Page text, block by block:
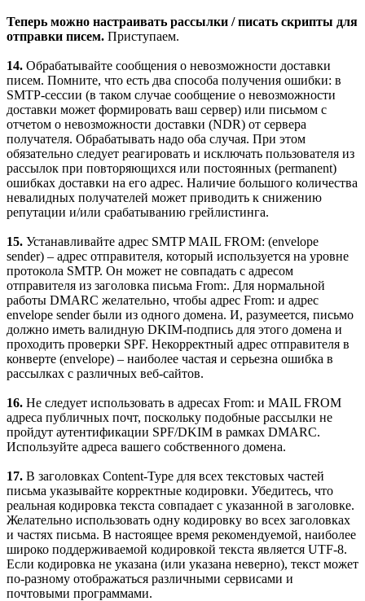
Теперь можно настраивать рассылки / писать скрипты для
отправки писем. Приступаем.
14. Обрабатывайте сообщения о невозможности доставки
писем. Помните, что есть два способа получения ошибки: в
SMTP-сессии (в таком случае сообщение о невозможности
доставки может формировать ваш сервер) или письмом с
отчетом о невозможности доставки (NDR) от сервера
получателя. Обрабатывать надо оба случая. При этом
обязательно следует реагировать и исключать пользователя из
рассылок при повторяющихся или постоянных (permanent)
ошибках доставки на его адрес. Наличие большого количества
невалидных получателей может приводить к снижению
репутации и/или срабатыванию грейлистинга.
15. Устанавливайте адрес SMTP MAIL FROM: (envelope
sender) – адрес отправителя, который используется на уровне
протокола SMTP. Он может не совпадать с адресом
отправителя из заголовка письма From:. Для нормальной
работы DMARC желательно, чтобы адрес From: и адрес
envelope sender были из одного домена. И, разумеется, письмо
должно иметь валидную DKIM-подпись для этого домена и
проходить проверки SPF. Некорректный адрес отправителя в
конверте (envelope) – наиболее частая и серьезна ошибка в
рассылках с различных веб-сайтов.
16. Не следует использовать в адресах From: и MAIL FROM
адреса публичных почт, поскольку подобные рассылки не
пройдут аутентификации SPF/DKIM в рамках DMARC.
Используйте адреса вашего собственного домена.
17. В заголовках Content-Type для всех текстовых частей
письма указывайте корректные кодировки. Убедитесь, что
реальная кодировка текста совпадает с указанной в заголовке.
Желательно использовать одну кодировку во всех заголовках
и частях письма. В настоящее время рекомендуемой, наиболее
широко поддерживаемой кодировкой текста является UTF-8.
Если кодировка не указана (или указана неверно), текст может
по-разному отображаться различными сервисами и
почтовыми программами.